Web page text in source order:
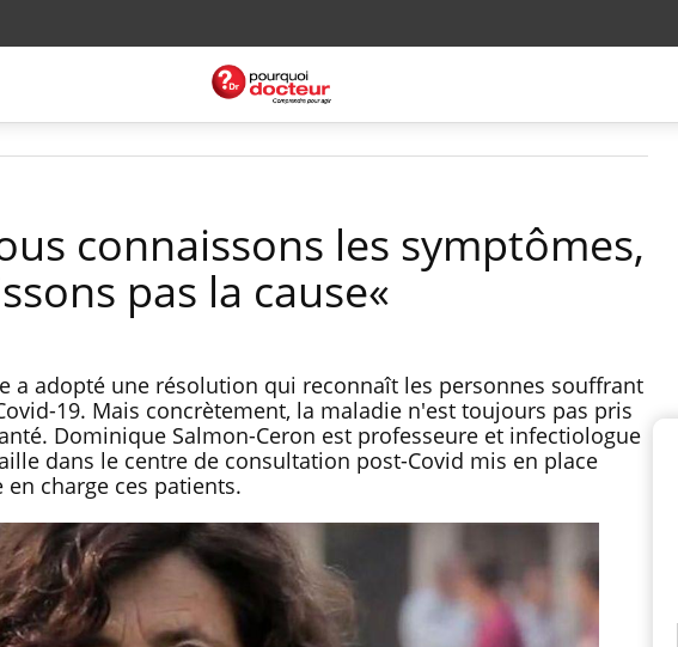
connaissons les symptômes,
pas la cause«
a adopté une résolution qui reconnaît les personnes souffrant
19. Mais concrètement, la maladie n'est toujours pas pris
Dominique Salmon-Ceron est professeure et infectiologue
dans le centre de consultation post-Covid mis en place
charge ces patients.